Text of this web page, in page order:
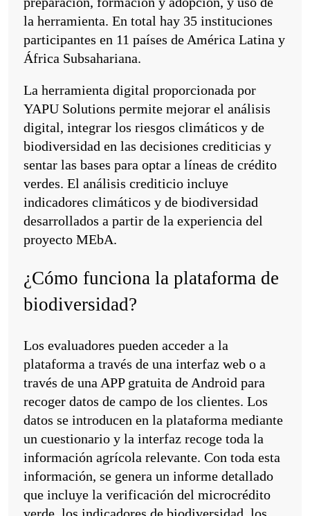
la herramienta. En total hay 35 instituciones
participantes en 11 países de América Latina y
África Subsahariana.
La herramienta digital proporcionada por
YAPU Solutions permite mejorar el análisis
digital, integrar los riesgos climáticos y de
biodiversidad en las decisiones crediticias y
sentar las bases para optar a líneas de crédito
verdes. El análisis crediticio incluye
indicadores climáticos y de biodiversidad
desarrollados a partir de la experiencia del
proyecto MEbA.
¿Cómo funciona la plataforma de
biodiversidad?
Los evaluadores pueden acceder a la
plataforma a través de una interfaz web o a
través de una APP gratuita de Android para
recoger datos de campo de los clientes. Los
datos se introducen en la plataforma mediante
un cuestionario y la interfaz recoge toda la
información agrícola relevante. Con toda esta
información, se genera un informe detallado
que incluye la verificación del microcrédito